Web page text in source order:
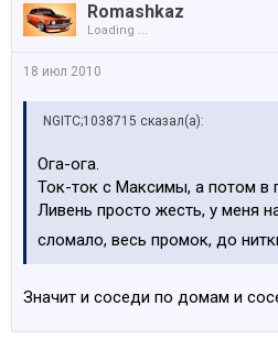
Romashkaz
Loading ...
18 июл 2010
NGITC;1038715 сказал(а):
Ога-ога.
Ток-ток с Максимы, а потом в
Ливень просто жесть, у меня
сломало, весь промок, до
Значит и соседи по домам и